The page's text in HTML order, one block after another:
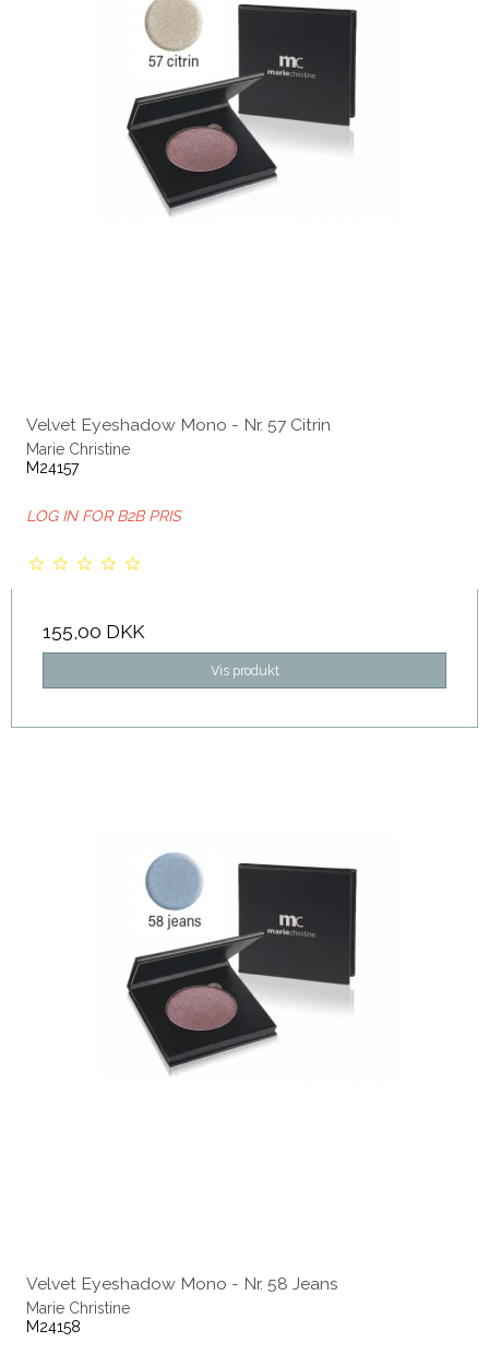
Velvet Eyeshadow Mono - Nr. 57 Citrin
Marie Christine
M24157
LOG IN FOR B2B PRIS
155,00 DKK
Vis produkt
Velvet Eyeshadow Mono - Nr. 58 Jeans
Marie Christine
M24158